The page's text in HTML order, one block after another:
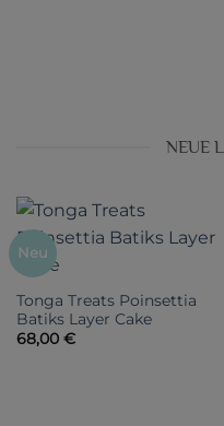
NEUE
Neu
Tonga Treats Poinsettia
Batiks Layer Cake
68,00 €